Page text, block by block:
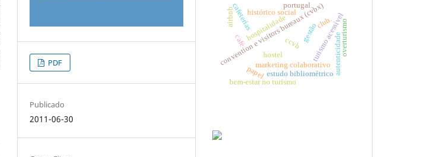
PDF
Publicado
2011-06-30
hospitalidade
convention e visitors bureaux (cvbx)
marketing colaborativo
ccvb gestão
histórico social turismo acessível
club.
café
cafeterias
estudo bibliométrico
hostel
portugal.
overturismo
papel
bem-estar no turismo
autenticidade
airbnb